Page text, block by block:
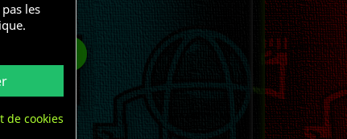
les
de cookies